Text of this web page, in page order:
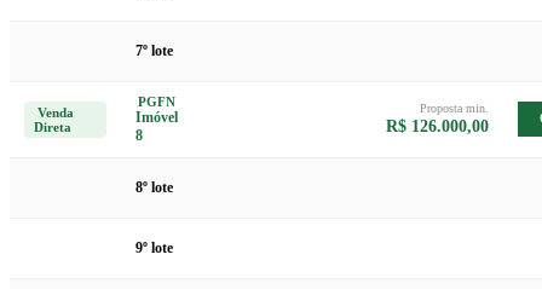
7º lote
Venda
Direta
PGFN
Imóvel
8
Proposta min.
R$ 126.000,00
8º lote
9º lote